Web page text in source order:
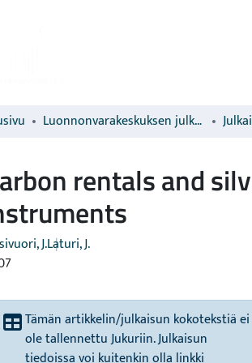
Luonnonvarakeskuksen julkaisut
rentals and
J.Laturi, J.
Tämän artikkelin/julkaisun kokotekstiä ei
ole tallennettu Jukuriin. Julkaisun
tiedoissa voi kuitenkin olla linkki